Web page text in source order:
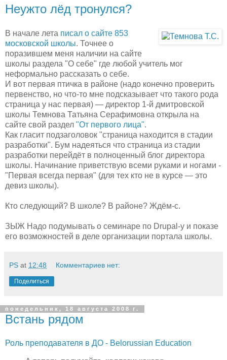
Неужто лёд тронулся?
В начале лета писал о сайте 853
московской школы. Точнее о
поразившем меня наличии на сайте
школы раздела "О себе" где любой учитель мог
неформально рассказать о себе.
И вот первая птичка в районе (надо конечно проверить
первенство, но что-то мне подсказывает что такого рода
страница у нас первая) — директор 1-й дмитровской
школы Темнова Татьяна Серафимовна открыла на
сайте свой раздел "От первого лица".
Как гласит подзаголовок "страница находится в стадии
разработки". Бум надеяться что страница из стадии
разработки перейдёт в полноценный блог директора
школы. Начинание приветствую всеми руками и ногами -
"Первая всегда первая" (для тех кто не в курсе — это
девиз школы).
Кто следующий? В школе? В районе? Ждём-с.
ЗЫЖ Надо подумывать о семинаре по Drupal-у и показе
его возможностей в деле организации портала школы.
PS at 12:48 Комментариев нет:
Поделиться
понедельник, 18 августа 2008 г.
Встань рядом
Роль преподавателя в ДО - Belorussian Education